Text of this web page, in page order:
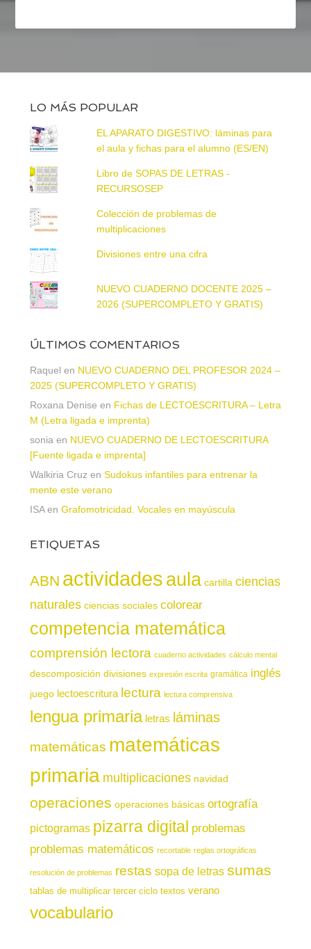
LO MÁS POPULAR
EL APARATO DIGESTIVO: láminas para
el aula y fichas para el alumno (ES/EN)
Libro de SOPAS DE LETRAS -
RECURSOSEP
Colección de problemas de
multiplicaciones
Divisiones entre una cifra
NUEVO CUADERNO DOCENTE 2025 –
2026 (SUPERCOMPLETO Y GRATIS)
ÚLTIMOS COMENTARIOS
Raquel en NUEVO CUADERNO DEL PROFESOR 2024 –
2025 (SUPERCOMPLETO Y GRATIS)
Roxana Denise en Fichas de LECTOESCRITURA – Letra
M (Letra ligada e imprenta)
sonia en NUEVO CUADERNO DE LECTOESCRITURA
[Fuente ligada e imprenta]
Walkiria Cruz en Sudokus infantiles para entrenar la
mente este verano
ISAen Grafomotricidad. Vocales en mayúscula
ETIQUETAS
ABN actividadesaula cartilla ciencias
naturales ciencias sociales colorear
competencia matemática
comprensión lectora cuaderno actividades cálculo mental
descomposición divisiones expresión escrita gramática inglés
juego lectoescritura lectura lectura comprensiva
lengua primaria letras láminas
matemáticas matemáticas
primaria multiplicaciones navidad
operaciones operaciones básicas ortografía
pictogramas pizarra digital problemas
problemas matemáticos recortable reglas ortográficas
resolución de problemas restas sopa de letras sumas
tablas de multiplicar tercer ciclo textos verano
vocabulario